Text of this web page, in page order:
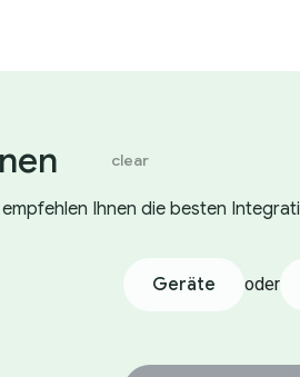
clear
empfehlen Ihnen die besten
Geräte oder